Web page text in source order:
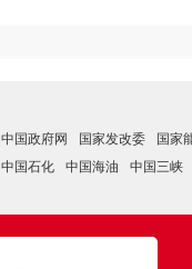
中国政府网 国家发改委 国家
中国石化
中国海油 中国三峡